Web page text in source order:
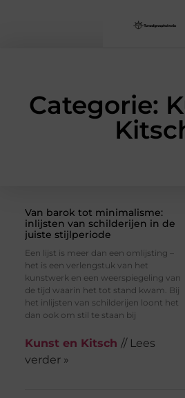
Categorie:
Van barok tot minimalisme:
inlijsten van schilderijen in de
juiste stijlperiode
Een lijst is meer dan een omlijsting –
het is een verlengstuk van het
kunstwerk en een weerspiegeling van
de tijd waarin het tot stand kwam. Bij
het inlijsten van schilderijen loont het
dan ook om stil te staan bij
Kunst en Kitsch // Lees
verder »